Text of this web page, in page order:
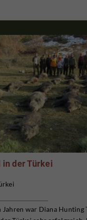
in der Türkei
Jahren war Diana Hunting